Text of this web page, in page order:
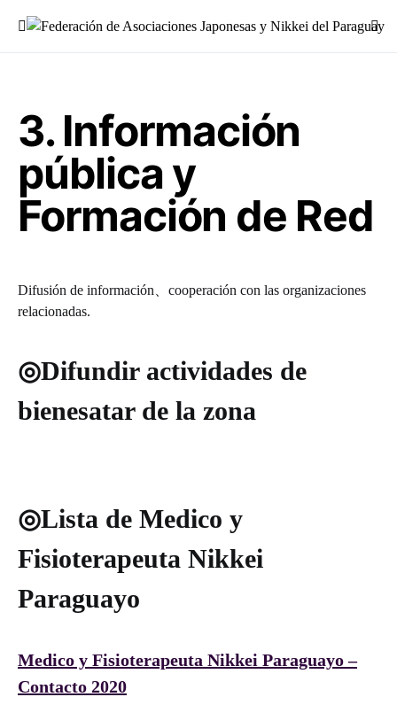
Buscar:
3. Información
pública y
Formación de Red
Difusión de información、cooperación con las organizaciones
relacionadas.
◎Difundir actividades de
bienesatar de la zona
◎Lista de Medico y
Fisioterapeuta Nikkei
Paraguayo
Medico y Fisioterapeuta Nikkei Paraguayo –
Contacto 2020